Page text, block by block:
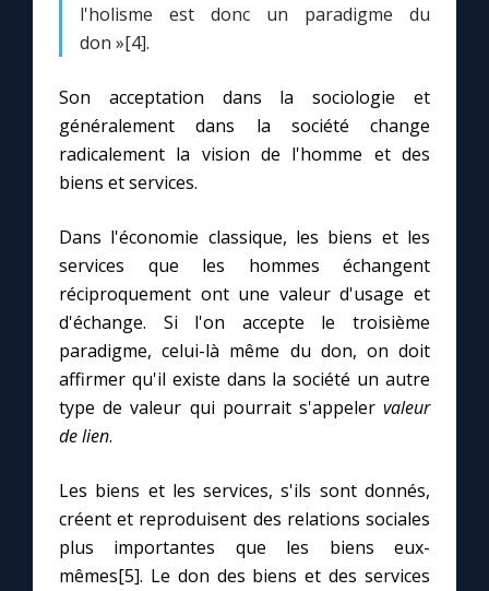
Chapelet pour le monde
Faire un don
l'holisme est donc un paradigme du
don »[4].
Son acceptation dans la sociologie et
généralement dans la société change
radicalement la vision de l'homme et des
biens et services.
Dans l'économie classique, les biens et les
services que les hommes échangent
réciproquement ont une valeur d'usage et
d'échange. Si l'on accepte le troisième
paradigme, celui-là même du don, on doit
affirmer qu'il existe dans la société un autre
type de valeur qui pourrait s'appeler valeur
de lien.
Les biens et les services, s'ils sont donnés,
créent et reproduisent des relations sociales
plus importantes que les biens eux-
mêmes[5]. Le don des biens et des services